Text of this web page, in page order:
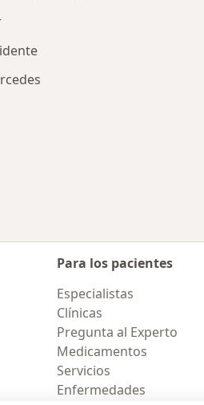
Para los pacientes
Especialistas
Clínicas
Pregunta al Experto
Medicamentos
Servicios
Enfermedades